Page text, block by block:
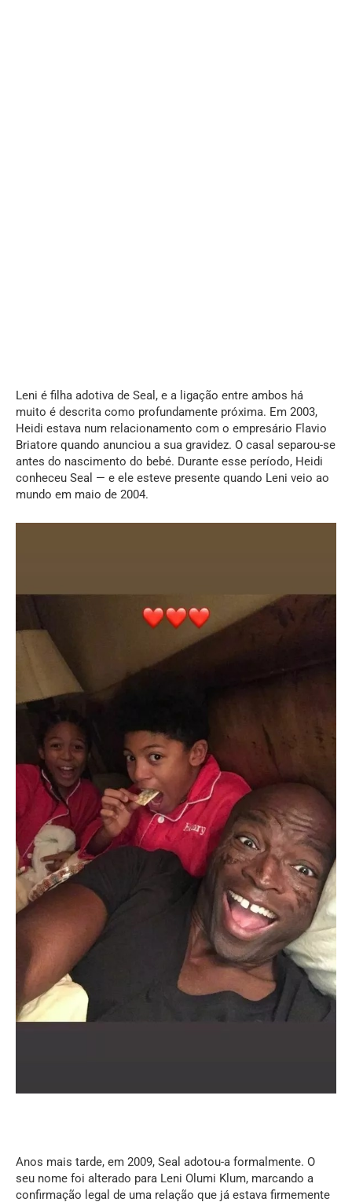
Leni é filha adotiva de Seal, e a ligação entre ambos há
muito é descrita como profundamente próxima. Em 2003,
Heidi estava num relacionamento com o empresário Flavio
Briatore quando anunciou a sua gravidez. O casal separou-se
antes do nascimento do bebé. Durante esse período, Heidi
conheceu Seal — e ele esteve presente quando Leni veio ao
mundo em maio de 2004.
Anos mais tarde, em 2009, Seal adotou-a formalmente. O
seu nome foi alterado para Leni Olumi Klum, marcando a
confirmação legal de uma relação que já estava firmemente